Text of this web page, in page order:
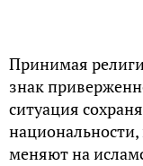
Принимая
знак
ситуация
меняют на